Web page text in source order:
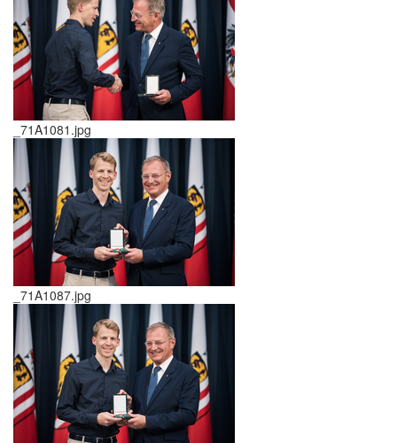
_71A1081.jpg
_71A1087.jpg